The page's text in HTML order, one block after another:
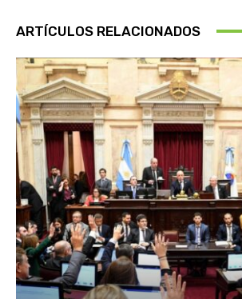
ARTÍCULOS RELACIONADOS